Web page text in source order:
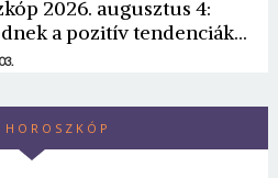
2026. augusztus 4:
a pozitív tendenciák...